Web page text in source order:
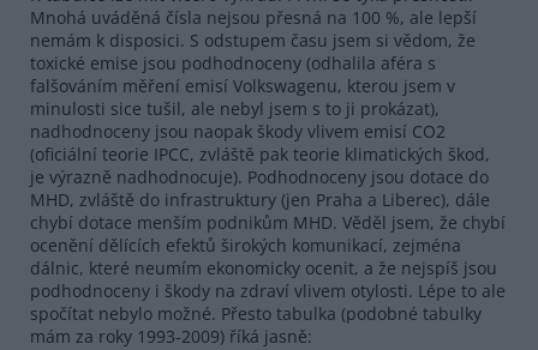
Mnohá uváděná čísla nejsou přesná na 100 %, ale lepší
nemám k disposici. S odstupem času jsem si vědom, že
toxické emise jsou podhodnoceny (odhalila aféra s
falšováním měření emisí Volkswagenu, kterou jsem v
minulosti sice tušil, ale nebyl jsem s to ji prokázat),
nadhodnoceny jsou naopak škody vlivem emisí CO2
(oficiální teorie IPCC, zvláště pak teorie klimatických škod,
je výrazně nadhodnocuje). Podhodnoceny jsou dotace do
MHD, zvláště do infrastruktury (jen Praha a Liberec), dále
chybí dotace menším podnikům MHD. Věděl jsem, že chybí
ocenění dělících efektů širokých komunikací, zejména
dálnic, které neumím ekonomicky ocenit, a že nejspíš jsou
podhodnoceny i škody na zdraví vlivem otylosti. Lépe to ale
spočítat nebylo možné. Přesto tabulka (podobné tabulky
mám za roky 1993-2009) říká jasně: